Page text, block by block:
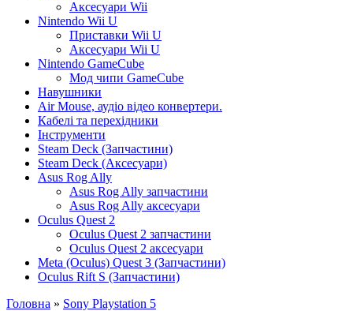
Аксесуари Wii
Nintendo Wii U
Приставки Wii U
Аксесуари Wii U
Nintendo GameCube
Мод чипи GameCube
Навушники
Air Mouse, аудіо відео конвертери.
Кабелі та перехідники
Інструменти
Steam Deck (Запчастини)
Steam Deck (Аксесуари)
Asus Rog Ally
Asus Rog Ally запчастини
Asus Rog Ally аксесуари
Oculus Quest 2
Oculus Quest 2 запчастини
Oculus Quest 2 аксесуари
Meta (Oculus) Quest 3 (Запчастини)
Oculus Rift S (Запчастини)
Головна » Sony Playstation 5